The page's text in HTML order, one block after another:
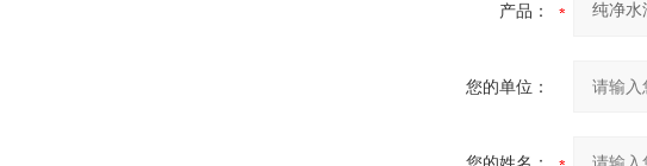
产品：
您的单位：